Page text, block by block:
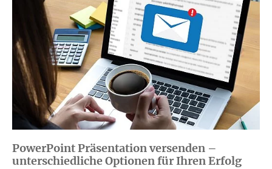
PowerPoint Präsentation versenden –
unterschiedliche Optionen für Ihren Erfolg